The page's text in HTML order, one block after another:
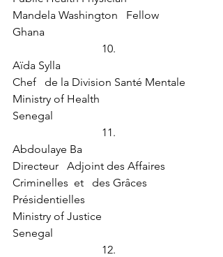
Mandela Washington   Fellow
Ghana
10.
Aïda Sylla
Chef   de la Division Santé Mentale
Ministry of Health
Senegal
11.
Abdoulaye Ba
Directeur   Adjoint des Affaires
Criminelles  et   des Grâces
Présidentielles
Ministry of Justice
Senegal
12.